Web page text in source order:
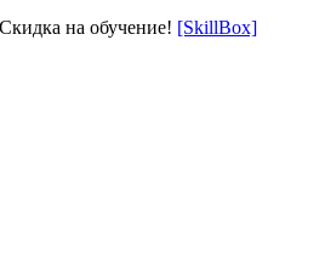
на обучение! [SkillBox]